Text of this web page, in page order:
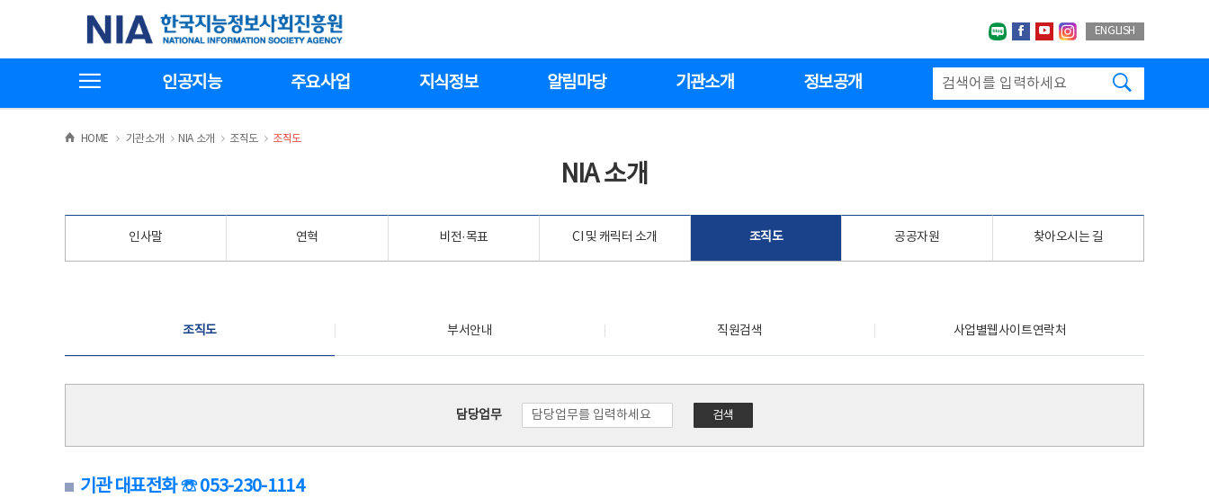
기
한국지능정보사회진흥원
네이버블로그
페이스북
유투브인스타그랩
ENGLISH
인공지능 주요사업 지식정보 알림마당 기관소개 정보공개
HOME >
기관소개 >NIA 소개 >
조직도 >
조직도
NIA 소개
인사말 연혁 비전·목표 CI 및 캐릭터 소개 조직도 공공자원 찾아오시는 길
조직도 부서안내 직원검색 사업별웹사이트연락처
담당업무 검색
기관 대표전화 ☏ 053-230-1114